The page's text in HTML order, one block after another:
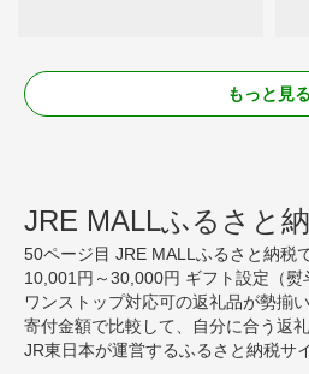
もっと見る
JRE MALLふるさと
50ページ目 JRE MALLふるさと納税
10,001円～30,000円 ギフト設定（
ワンストップ対応可の返礼品が勢揃
寄付金額で比較して、自分に合う返
JR東日本が運営するふるさと納税サイ